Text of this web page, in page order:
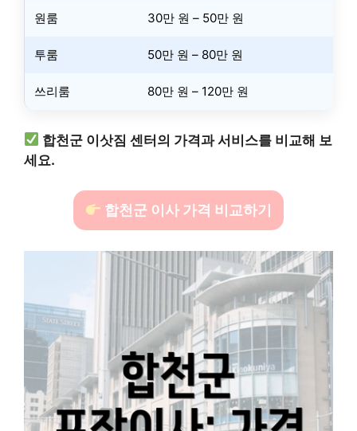
원룸 30만 원 – 50만 원
투룸 50만 원 – 80만 원
쓰리룸 80만 원 – 120만 원
합천군 이삿짐 센터의 가격과 서비스를 비교해 보
세요.
합천군 이사 가격 비교하기